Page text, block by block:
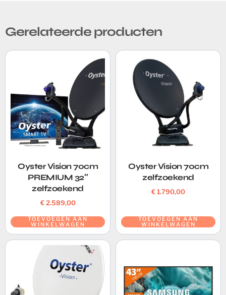
Gerelateerde producten
Oyster Vision 70cm
PREMIUM 32″
zelfzoekend
€2.589,00
TOEVOEGEN AAN
WINKELWAGEN
Oyster Vision 70cm
zelfzoekend
€1.790,00
TOEVOEGEN AAN
WINKELWAGEN